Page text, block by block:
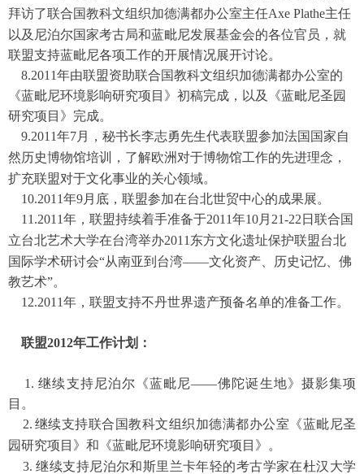
拜访了联合国教科文组织加德满都办公室主任Axe Plathe主任
以及尼泊尔国家考古局和蓝毗尼发展基金会的各位官员，就
联盟支持蓝毗尼各项工作的开展情况展开讨论。
8.2011年由联盟资助联合国教科文组织加德满都办公室的
《蓝毗尼环境影响研究项目》初稿完成，以及《蓝毗尼圣园
研究项目》完成。
9.2011年7月，秘书长李志勇先生代表联盟参加法国国家自
然历史博物馆培训，了解欧洲对于博物馆工作的先进理念，
扩充联盟对于文化事业的关心领域。
10.2011年9月底，联盟参加在台北世贸中心的成果展。
11.2011年，联盟持续着手准备于2011年10月21-22日联合国
立台北艺术大学在台湾举办2011东方文化遗址保护联盟台北
国际学术研讨会“从南亚到台湾——文化资产、历史记忆、佛
教艺术”。
12.2011年，联盟支持不丹世界遗产预备名单的准备工作。
联盟2012年工作计划：
1. 继续支持尼泊尔《蓝毗尼——佛 陀诞生地》摄影集项
目。
2. 继续支持联合国教科文组织加德满都办公室《蓝毗尼圣
园研究项目》和《蓝毗尼环境影响研究项目》。
3. 继续支持尼泊尔和斯里兰卡年轻的考古学家在杜汉大学